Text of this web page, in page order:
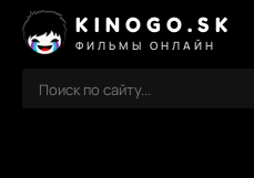
KINOGO.SK
ФИЛЬМЫ ОНЛАЙН